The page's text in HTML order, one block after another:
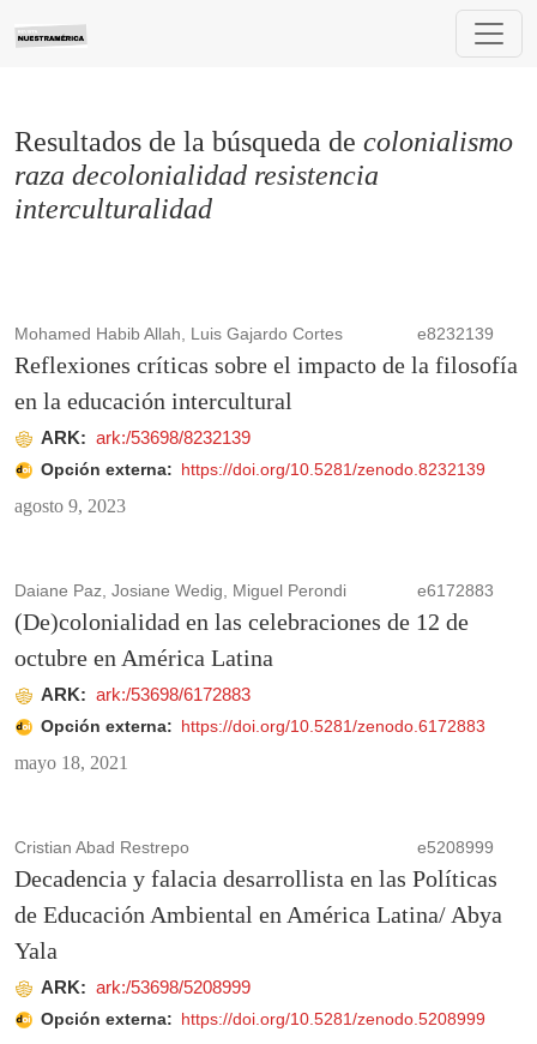
Resultados de la búsqueda de colonialismo
raza decolonialidad resistencia
interculturalidad
Mohamed Habib Allah, Luis Gajardo Cortes e8232139
Reflexiones críticas sobre el impacto de la filosofía
en la educación intercultural
ARK: ark:/53698/8232139
Opción externa: https://doi.org/10.5281/zenodo.8232139
agosto 9, 2023
Daiane Paz, Josiane Wedig, Miguel Perondi e6172883
(De)colonialidad en las celebraciones de 12 de
octubre en América Latina
ARK: ark:/53698/6172883
Opción externa: https://doi.org/10.5281/zenodo.6172883
mayo 18, 2021
Cristian Abad Restrepo e5208999
Decadencia y falacia desarrollista en las Políticas
de Educación Ambiental en América Latina/ Abya
Yala
ARK: ark:/53698/5208999
Opción externa: https://doi.org/10.5281/zenodo.5208999